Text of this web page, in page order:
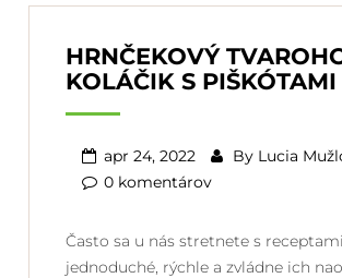
HRNČEKOVÝ
KOLÁČIK S PIŠKÓTAMI
apr 24, 2022 By Lucia
0 komentárov
Často sa u nás stretnete s
jednoduché, rýchle a zvládne ich